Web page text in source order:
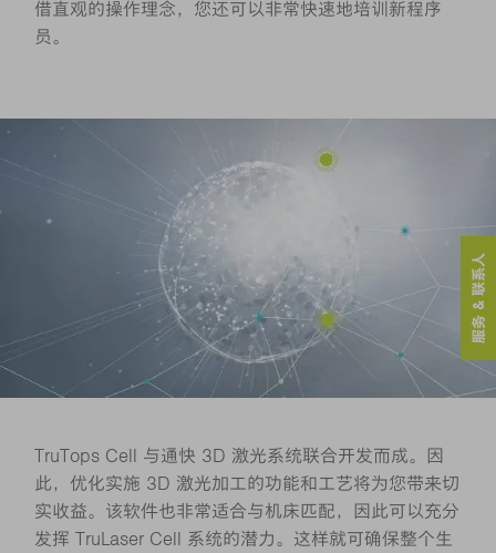
借直观的操作理念，您还可以非常快速地培训新程序
员。
TruTops Cell 与通快 3D 激光系统联合开发而成。因
此，优化实施 3D 激光加工的功能和工艺将为您带来切
实收益。该软件也非常适合与机床匹配，因此可以充分
发挥 TruLaser Cell 系统的潜力。这样就可确保整个生
服务 & 联系人